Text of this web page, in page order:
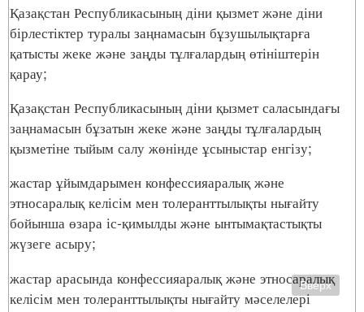
Қазақстан Республикасының діни қызмет және діни
бірлестіктер туралы заңнамасын бұзушылықтарға
қатысты жеке және заңды тұлғалардың өтініштерін
қарау;
Қазақстан Республикасының діни қызмет саласындағы
заңнамасын бұзатын жеке және заңды тұлғалардың
қызметіне тыйым салу жөнінде ұсыныстар енгізу;
жастар ұйымдарымен конфессияаралық және
этносаралық келісім мен толеранттылықты нығайту
бойынша өзара іс-қимылды және ынтымақтастықты
жүзеге асыру;
жастар арасында конфессияаралық және этносаралық
келісім мен толеранттылықты нығайту мәселелері
Вверх